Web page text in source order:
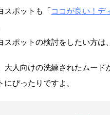
スポットも「 ココが良い！デ
スポットの検討をしたい方は
人向けの洗練されたムード
ぴったりですよ。